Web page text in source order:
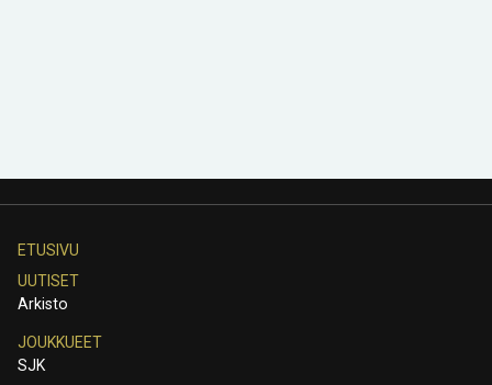
ETUSIVU
UUTISET
Arkisto
JOUKKUEET
SJK